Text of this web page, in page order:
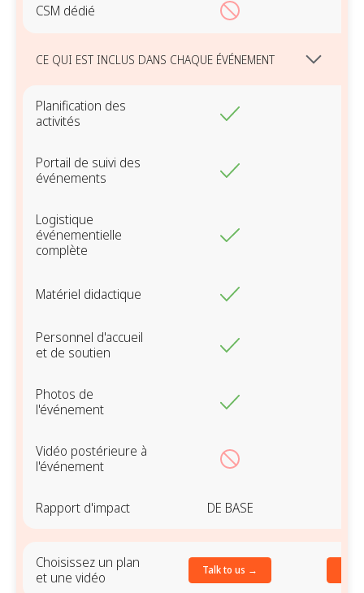
CSM dédié
CE QUI EST INCLUS DANS CHAQUE ÉVÉNEMENT
Planification des
activités
Portail de suivi des
événements
Logistique
événementielle
complète
Matériel didactique
Personnel d'accueil
et de soutien
Photos de
l'événement
Vidéo postérieure à
l'événement
Rapport d'impact DE BASE
Choisissez un plan
et une vidéo
Talk to us →